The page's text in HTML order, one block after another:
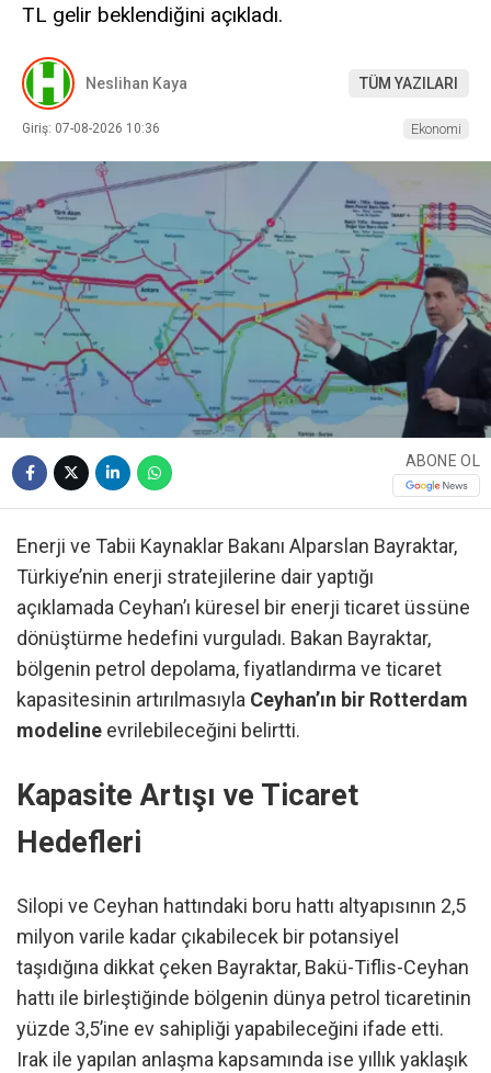
TL gelir beklendiğini açıkladı.
Neslihan Kaya TÜM YAZILARI
Giriş: 07-08-2026 10:36 Ekonomi
ABONE OL
Enerji ve Tabii Kaynaklar Bakanı Alparslan Bayraktar,
Türkiye’nin enerji stratejilerine dair yaptığı
açıklamada Ceyhan’ı küresel bir enerji ticaret üssüne
dönüştürme hedefini vurguladı. Bakan Bayraktar,
bölgenin petrol depolama, fiyatlandırma ve ticaret
kapasitesinin artırılmasıyla Ceyhan’ın bir Rotterdam
modeline evrilebileceğini belirtti.
Kapasite Artışı ve Ticaret
Hedefleri
Silopi ve Ceyhan hattındaki boru hattı altyapısının 2,5
milyon varile kadar çıkabilecek bir potansiyel
taşıdığına dikkat çeken Bayraktar, Bakü-Tiflis-Ceyhan
hattı ile birleştiğinde bölgenin dünya petrol ticaretinin
yüzde 3,5’ine ev sahipliği yapabileceğini ifade etti.
Irak ile yapılan anlaşma kapsamında ise yıllık yaklaşık